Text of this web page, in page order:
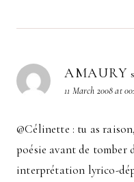
AMAURY
11 March 2008 at
@Célinette : tu as
poésie avant de tomber
interprétation lyrico-